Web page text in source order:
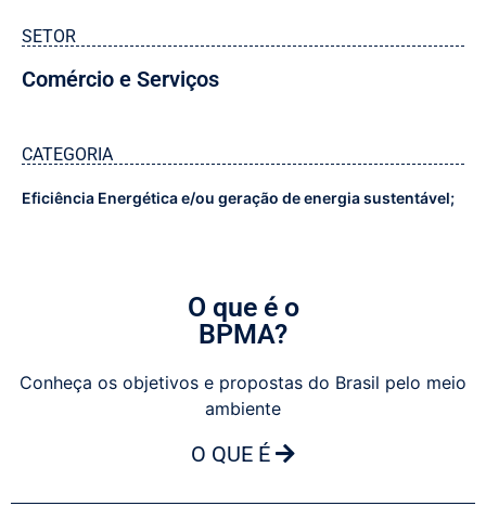
SETOR
Comércio e Serviços
CATEGORIA
Eficiência Energética e/ou geração de energia sustentável;
O que é o
BPMA?
Conheça os objetivos e propostas do Brasil pelo meio
ambiente
O QUE É